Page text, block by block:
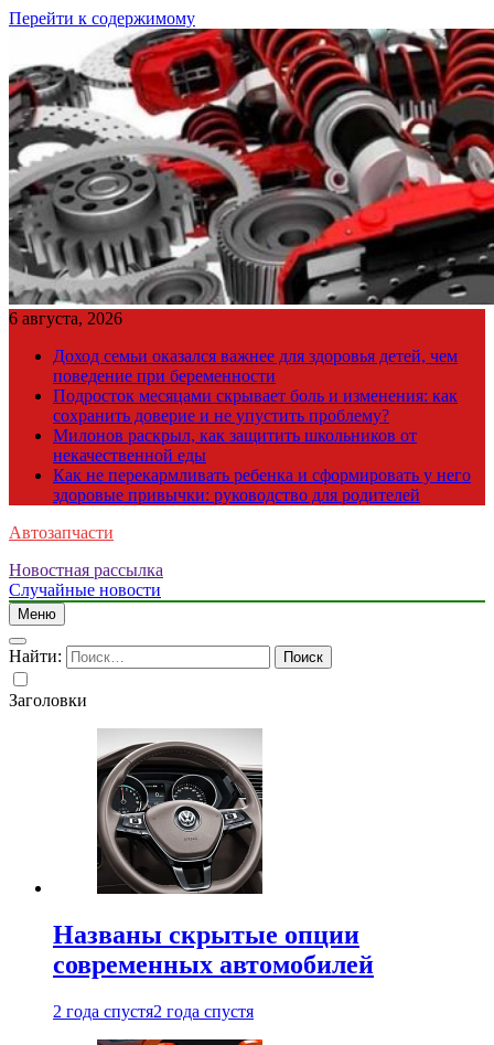
Перейти к содержимому
6 августа, 2026
Доход семьи оказался важнее для здоровья детей, чем
поведение при беременности
Подросток месяцами скрывает боль и изменения: как
сохранить доверие и не упустить проблему?
Милонов раскрыл, как защитить школьников от
некачественной еды
Как не перекармливать ребенка и сформировать у него
здоровые привычки: руководство для родителей
Автозапчасти
Новостная рассылка
Случайные новости
Меню
Найти:
Заголовки
Названы скрытые опции
современных автомобилей
2 года спустя2 года спустя